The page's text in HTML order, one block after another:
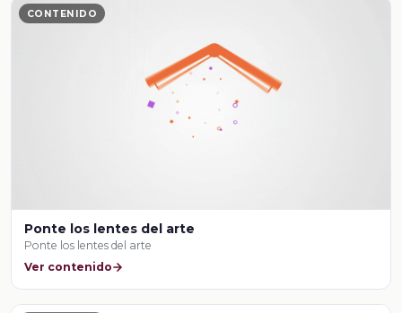
CONTENIDO
Ponte los lentes del arte
Ponte los lentes del arte
Ver contenido